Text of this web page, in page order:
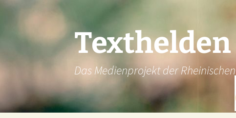
Texthelden
Das Medienprojekt der